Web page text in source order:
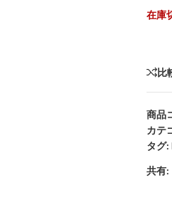
在庫
比
商品
カテ
タグ:
共有: